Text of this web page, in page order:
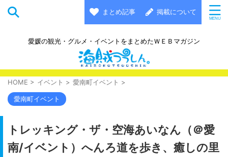
まとめ記事 掲載について
愛媛の観光・グルメ・イベントをまとめたＷＥＢマガジン
HOME > イベント > 愛南町イベント >
愛南町イベント
トレッキング・ザ・空海あいなん（＠愛
南/イベント）へんろ道を歩き、癒しの里